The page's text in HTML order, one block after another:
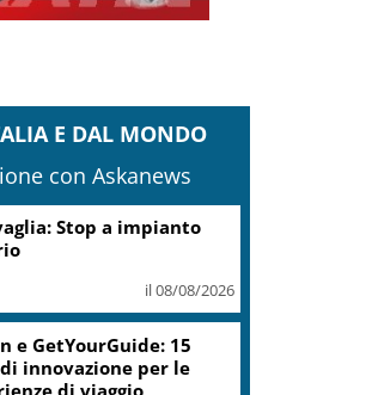
E DAL MONDO
con Askanews
Osservatorio
+20% di interesse
il 07/08/2026
da piano Grandi